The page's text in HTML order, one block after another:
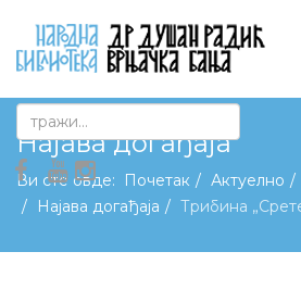
Најава догађаја
Ви сте овде: Почетак Актуелно
Најава догађаја
Трибина